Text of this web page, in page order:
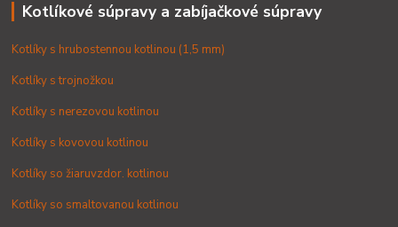
Kotlíkové súpravy a zabíjačkové súpravy
Kotlíky s hrubostennou kotlinou (1,5 mm)
Kotlíky s trojnožkou
Kotlíky s nerezovou kotlinou
Kotlíky s kovovou kotlinou
Kotlíky so žiaruvzdor. kotlinou
Kotlíky so smaltovanou kotlinou